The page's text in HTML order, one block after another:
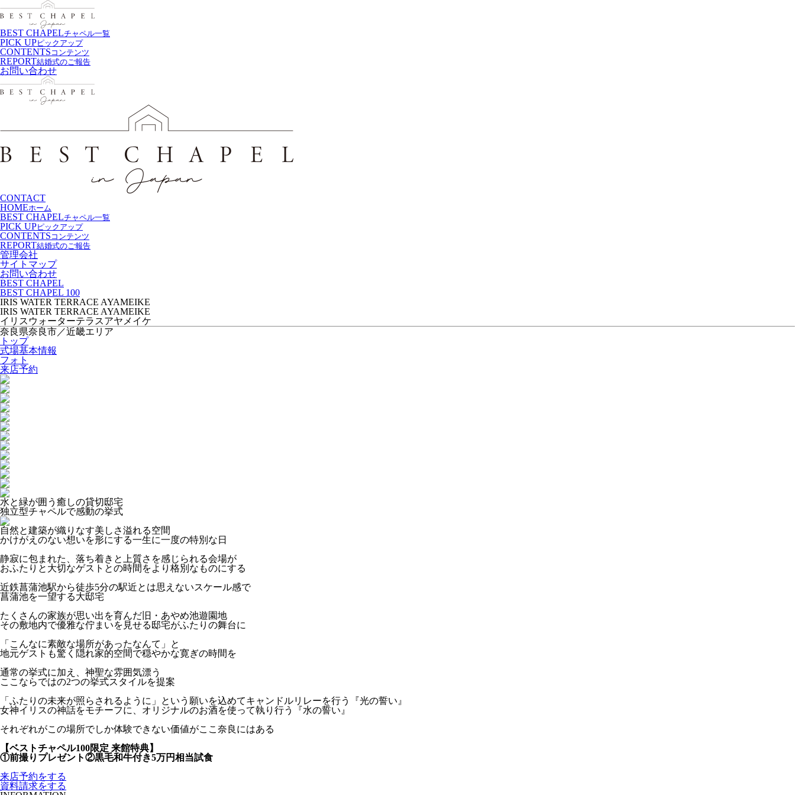
BEST CHAPELチャペル一覧
PICK UPピックアップ
CONTENTS コンテンツ
REPORT結婚式のご報告
お問い合わせ
CONTACT
HOMEホーム
BEST CHAPELチャペル一覧
PICK UPピックアップ
CONTENTS コンテンツ
REPORT結婚式のご報告
管理会社
サイトマップ
お問い合わせ
BEST CHAPEL
BEST CHAPEL 100
IRIS WATER TERRACE AYAMEIKE
IRIS WATER TERRACE AYAMEIKE
イリスウォーターテラスアヤメイケ
奈良県奈良市／近畿エリア
トップ
式場基本情報
フォト
来店予約
水と緑が囲う癒しの貸切邸宅
独立型チャペルで感動の挙式
自然と建築が織りなす美しさ溢れる空間
かけがえのない想いを形にする一生に一度の特別な日
静寂に包まれた、落ち着きと上質さを感じられる会場が
おふたりと大切なゲストとの時間をより格別なものにする
近鉄菖蒲池駅から徒歩5分の駅近とは思えないスケール感で
菖蒲池を一望する大邸宅
たくさんの家族が思い出を育んだ旧・あやめ池遊園地
その敷地内で優雅な佇まいを見せる邸宅がふたりの舞台に
「こんなに素敵な場所があったなんて」と
地元ゲストも驚く隠れ家的空間で穏やかな寛ぎの時間を
通常の挙式に加え、神聖な雰囲気漂う
ここならではの2つの挙式スタイルを提案
「ふたりの未来が照らされるように」という願いを込めてキャンドルリレーを行う『光の誓い』
女神イリスの神話をモチーフに、オリジナルのお酒を使って執り行う『水の誓い』
それぞれがこの場所でしか体験できない価値がここ奈良にはある
【ベストチャペル100限定 来館特典】
①前撮りプレゼント②黒毛和牛付き5万円相当試食
来店予約をする
資料請求をする